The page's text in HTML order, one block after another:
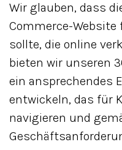
Wir glauben, dass
Commerce-
sollte, die online
bieten wir unseren
ein ansprechendes
entwickeln, das für
navigieren und